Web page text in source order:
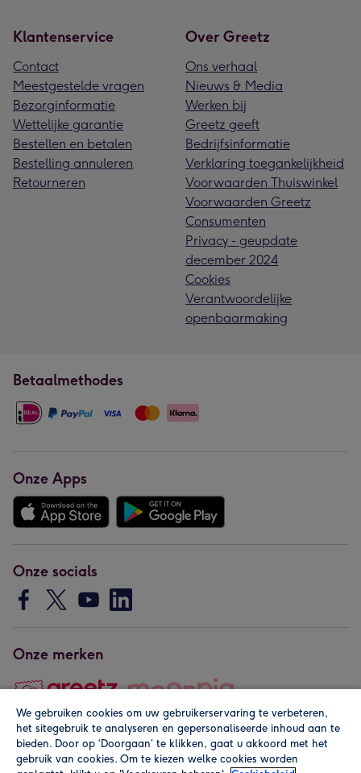
Klantenservice
Contact
Meestgestelde vragen
Bezorginformatie
Wettelijke garantie
Bestellen en betalen
Bestelling annuleren
Retourneren
Over Greetz
Ons verhaal
Nieuws & Media
Werken bij
Greetz geeft
Bedrijfsinformatie
Verklaring toegankelijkheid
Voorwaarden Thuiswinkel
Voorwaarden Greetz
Consumenten
Privacy - geupdate
december 2024
Cookies
Verantwoordelijke
openbaarmaking
Betaalmethodes
Onze Apps
Onze socials
Onze merken
Copyright © 2026 by Greetz
We gebruiken cookies om uw gebruikerservaring te verbeteren,
het sitegebruik te analyseren en gepersonaliseerde inhoud aan te
bieden. Door op ‘Doorgaan’ te klikken, gaat u akkoord met het
gebruik van cookies. Om te kiezen welke cookies worden